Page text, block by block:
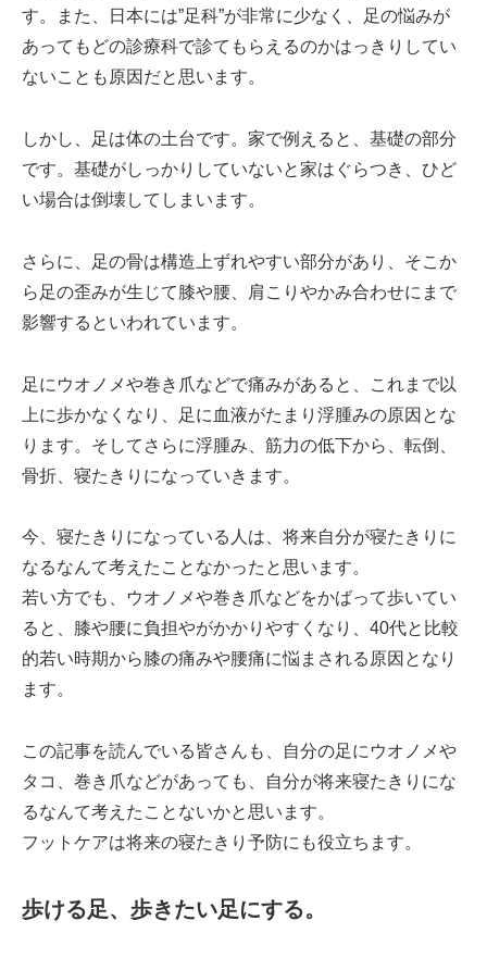
す。また、日本には”足科”が非常に少なく、足の悩みが
あってもどの診療科で診てもらえるのかはっきりしてい
ないことも原因だと思います。
しかし、足は体の土台です。家で例えると、基礎の部分
です。基礎がしっかりしていないと家はぐらつき、ひど
い場合は倒壊してしまいます。
さらに、足の骨は構造上ずれやすい部分があり、そこか
ら足の歪みが生じて膝や腰、肩こりやかみ合わせにまで
影響するといわれています。
足にウオノメや巻き爪などで痛みがあると、これまで以
上に歩かなくなり、足に血液がたまり浮腫みの原因とな
ります。そしてさらに浮腫み、筋力の低下から、転倒、
骨折、寝たきりになっていきます。
今、寝たきりになっている人は、将来自分が寝たきりに
なるなんて考えたことなかったと思います。
若い方でも、ウオノメや巻き爪などをかばって歩いてい
ると、膝や腰に負担やがかかりやすくなり、40代と比較
的若い時期から膝の痛みや腰痛に悩まされる原因となり
ます。
この記事を読んでいる皆さんも、自分の足にウオノメや
タコ、巻き爪などがあっても、自分が将来寝たきりにな
るなんて考えたことないかと思います。
フットケアは将来の寝たきり予防にも役立ちます。
歩ける足、歩きたい足にする。